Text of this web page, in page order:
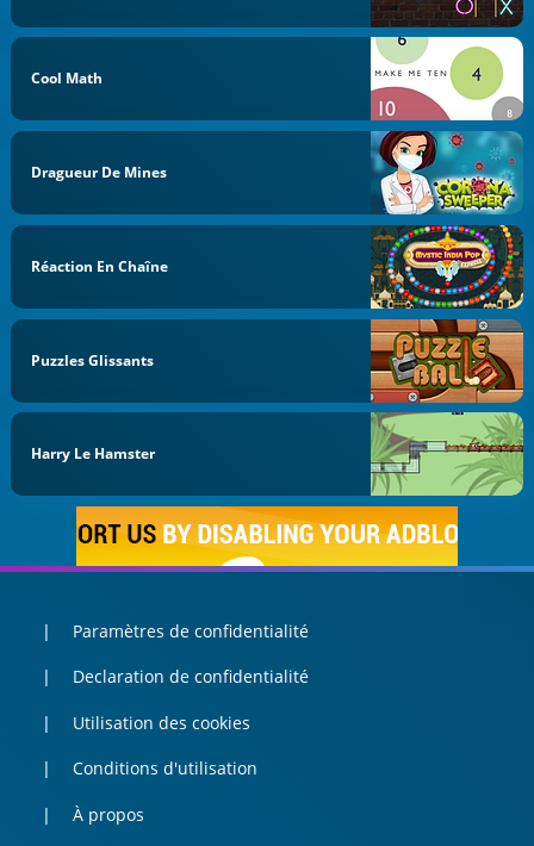
Cool Math
Dragueur De Mines
Réaction En Chaîne
Puzzles Glissants
Harry Le Hamster
Paramètres de confidentialité
Declaration de confidentialité
Utilisation des cookies
Conditions d'utilisation
À propos